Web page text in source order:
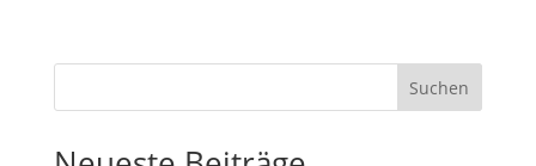
Suchen